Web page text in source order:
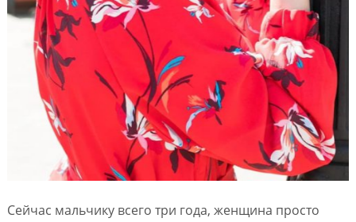
Сейчас мальчику всего три года, женщина просто